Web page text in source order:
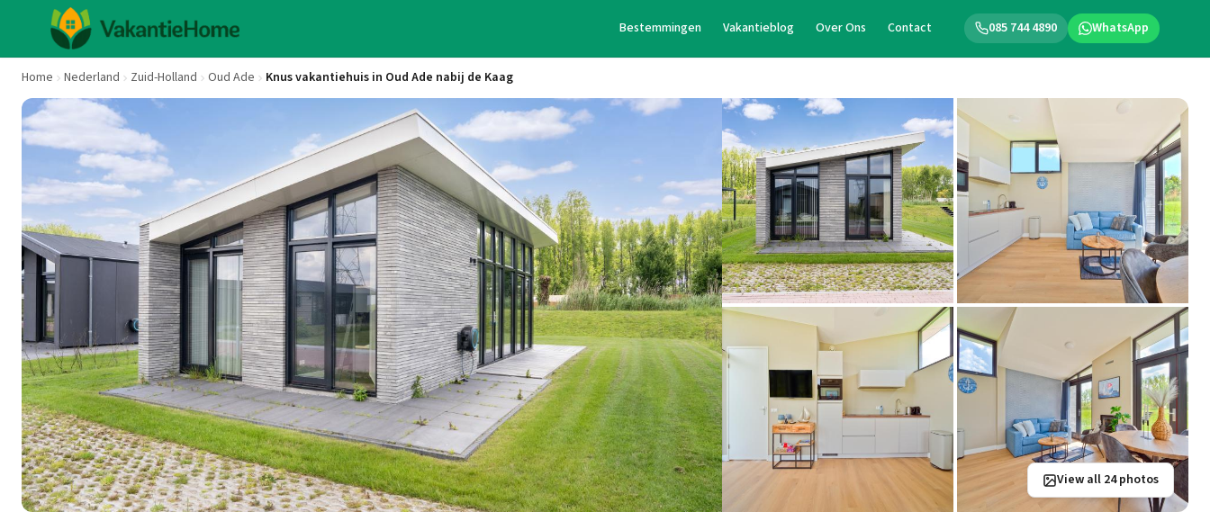
085 744 4890 WhatsApp
Bestemmingen Vakantieblog Over Ons Contact
Home Nederland Zuid-Holland Oud Ade Knus vakantiehuis in Oud Ade nabij de Kaag
View all 24 photos